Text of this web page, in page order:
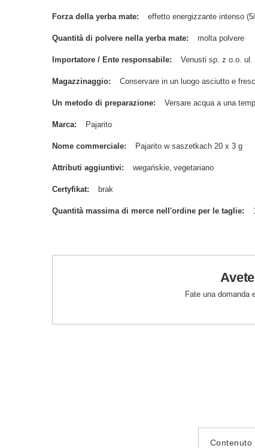
Forza della yerba mate effetto energizzante intenso
Quantità di polvere nella yerba mate molta polvere
Importatore / Ente responsabile Venusti sp. z o.o. ul.
Magazzinaggio Conservare in un luogo asciutto e
Un metodo di preparazione Versare acqua a una
Marca Pajarito
Nome commerciale Pajarito w saszetkach 20 x 3 g
Attributi aggiuntivi wegańskie vegetariano
Certyfikat brak
Quantità massima di merce nell'ordine per le taglie
Fate una domanda
Contenuto